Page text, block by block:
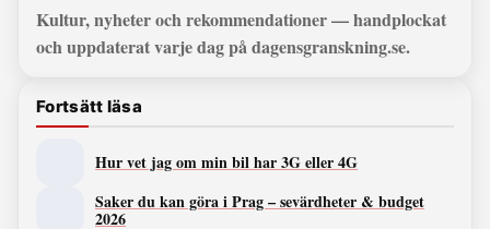
Kultur, nyheter och rekommendationer — handplockat
och uppdaterat varje dag på dagensgranskning.se.
Fortsätt läsa
Hur vet jag om min bil har 3G eller 4G
Saker du kan göra i Prag – sevärdheter & budget
2026